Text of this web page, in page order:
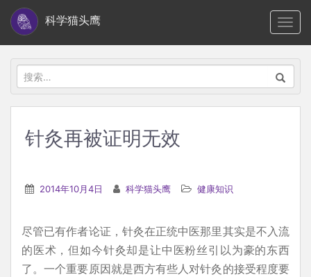
i
科学猫头鹰
搜
索：
针灸再被证明无效
2014年10月4日 科学猫头鹰 健康知识
尽管已有作者论证，针灸在正统中医那里其实是不入流
的医术，但如今针灸却是让中医粉丝引以为豪的东西
了。一个重要原因就是西方有些人对针灸的接受程度要